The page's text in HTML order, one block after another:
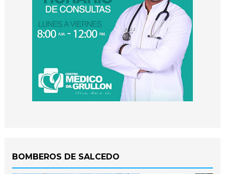
BOMBEROS DE SALCEDO